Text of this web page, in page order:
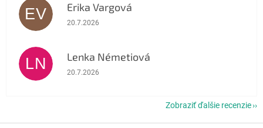
EV Erika Vargová
Hodnotenie obchodu je 5 z 5 hviezdičiek.
20.7.2026
LN Lenka Németiová
Hodnotenie obchodu je 5 z 5 hviezdičiek.
20.7.2026
Zobraziť ďalšie recenzie